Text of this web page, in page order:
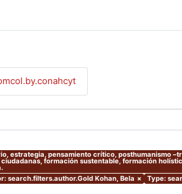
estrategia, pensamiento crítico, posthumanismo
formación sustentable, formación
search.filters.author.Gold Kohan, Bela × Type: